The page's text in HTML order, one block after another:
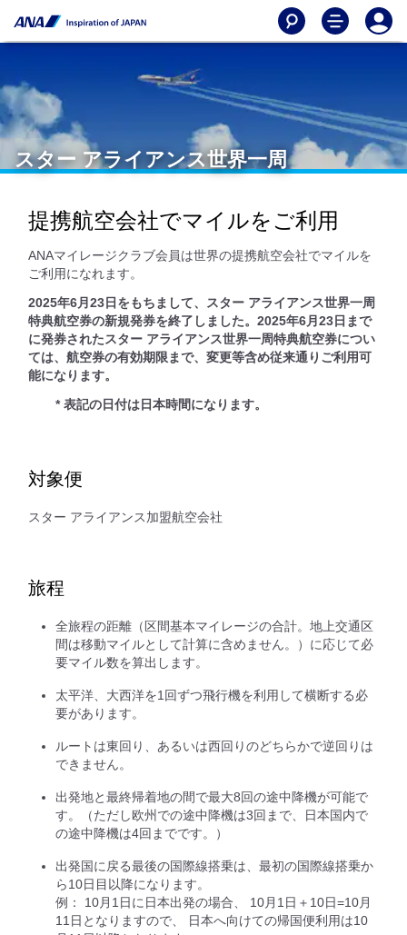
スター アライアンス世界一周
提携航空会社でマイルをご利用
ANAマイレージクラブ会員は世界の提携航空会社でマイルを
ご利用になれます。
2025年6月23日をもちまして、スター アライアンス世界一周
特典航空券の新規発券を終了しました。2025年6月23日まで
に発券されたスター アライアンス世界一周特典航空券につい
ては、航空券の有効期限まで、変更等含め従来通りご利用可
能になります。
* 表記の日付は日本時間になります。
対象便
スター アライアンス加盟航空会社
旅程
全旅程の距離（区間基本マイレージの合計。地上交通区
間は移動マイルとして計算に含めません。）に応じて必
要マイル数を算出します。
太平洋、大西洋を1回ずつ飛行機を利用して横断する必
要があります。
ルートは東回り、あるいは西回りのどちらかで逆回りは
できません。
出発地と最終帰着地の間で最大8回の途中降機が可能で
す。（ただし欧州での途中降機は3回まで、日本国内で
の途中降機は4回までです。）
出発国に戻る最後の国際線搭乗は、最初の国際線搭乗か
ら10日目以降になります。
例： 10月1日に日本出発の場合、 10月1日＋10日=10月
11日となりますので、 日本へ向けての帰国便利用は10